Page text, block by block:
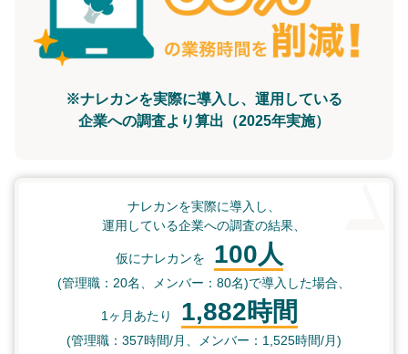
※ナレカンを実際に導入し、運用している
企業への調査より算出（2025年実施）
ナレカンを実際に導入し、
運用している企業への調査の結果、
仮にナレカンを 100人
(管理職：20名、メンバー：80名)で導入した場合、
1ヶ月あたり 1,882時間
(管理職：357時間/月、メンバー：1,525時間/月)